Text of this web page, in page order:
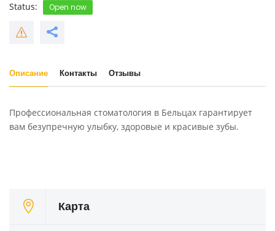
Status Open now
Описание Контакты Отзывы
Профессиональная стоматология в Бельцах гарантирует
вам безупречную улыбку, здоровые и красивые зубы.
Карта